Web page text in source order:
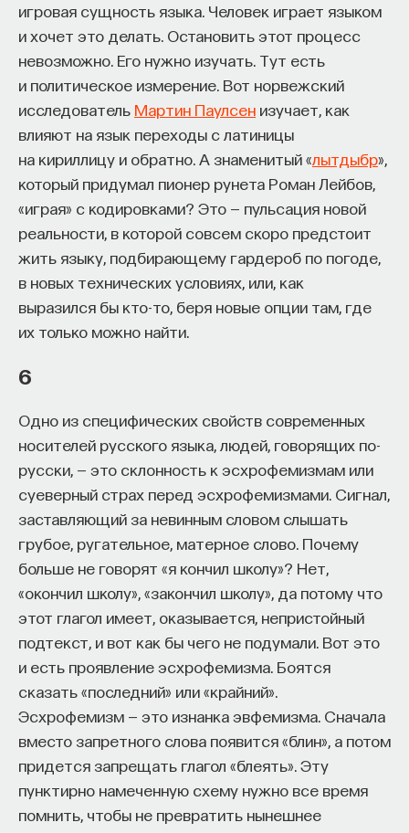
игровая сущность языка. Человек играет языком
и хочет это делать. Остановить этот процесс
невозможно. Его нужно изучать. Тут есть
и политическое измерение. Вот норвежский
исследователь Мартин Паулсен изучает, как
влияют на язык переходы с латиницы
на кириллицу и обратно. А знаменитый «лытдыбр»,
который придумал пионер рунета Роман Лейбов,
«играя» с кодировками? Это — пульсация новой
реальности, в которой совсем скоро предстоит
жить языку, подбирающему гардероб по погоде,
в новых технических условиях, или, как
выразился бы кто-то, беря новые опции там, где
их только можно найти.
6
Одно из специфических свойств современных
носителей русского языка, людей, говорящих по-
русски, — это склонность к эсхрофемизмам или
суеверный страх перед эсхрофемизмами. Сигнал,
заставляющий за невинным словом слышать
грубое, ругательное, матерное слово. Почему
больше не говорят «я кончил школу»? Нет,
«окончил школу», «закончил школу», да потому что
этот глагол имеет, оказывается, непристойный
подтекст, и вот как бы чего не подумали. Вот это
и есть проявление эсхрофемизма. Боятся
сказать «последний» или «крайний».
Эсхрофемизм — это изнанка эвфемизма. Сначала
вместо запретного слова появится «блин», а потом
придется запрещать глагол «блеять». Эту
пунктирно намеченную схему нужно все время
помнить, чтобы не превратить нынешнее